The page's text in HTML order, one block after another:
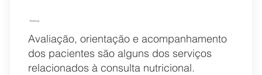
Ernährung
Avaliação, orientação e acompanhamento
dos pacientes são alguns dos serviços
relacionados à consulta nutricional.